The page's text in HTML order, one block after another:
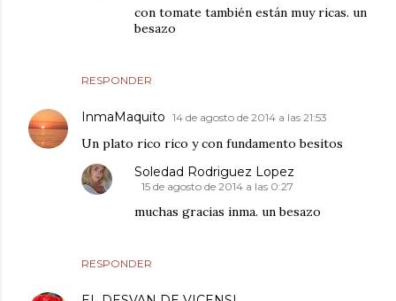
RESPONDER
con tomate también están muy ricas. un
besazo
InmaMaquito 14 de agosto de 2014 a las 21:53
Un plato rico rico y con fundamento besitos
RESPONDER
Soledad Rodriguez Lopez
15 de agosto de 2014 a las 0:27
muchas gracias inma. un besazo